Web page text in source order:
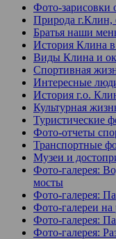
Фото-зарисовки
Природа г.Клин,
Братья наши
История Клина
Виды Клина и
Спортивная
Интересные
История г.о.
Культурная
Туристические
Фото-отчеты
Транспортные
Музеи и
Фото-галерея:
мосты
Фото-галерея:
Фото-галереи
Фото-галерея:
Фото-галерея: